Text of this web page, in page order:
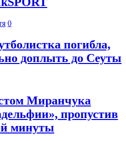
0
погибла,
доплыть до Сеуты
Миранчука
пропустив
й минуты